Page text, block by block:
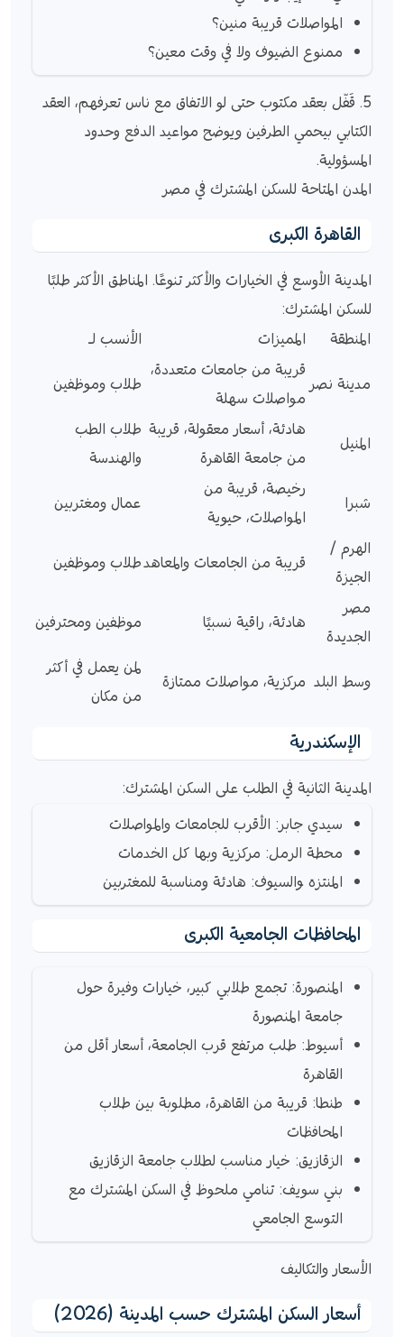
المواصلات قريبة منين؟
ممنوع الضيوف ولا في وقت معين؟
5. قَفّل بعقد مكتوب حتى لو الاتفاق مع ناس تعرفهم، العقد
الكتابي بيحمي الطرفين ويوضح مواعيد الدفع وحدود
المسؤولية.
المدن المتاحة للسكن المشترك في مصر
القاهرة الكبرى
المدينة الأوسع في الخيارات والأكثر تنوعًا. المناطق الأكثر طلبًا
للسكن المشترك:
المنطقة
المميزات
الأنسب لـ
مدينة نصر
قريبة من جامعات متعددة،
مواصلات سهلة
طلاب وموظفين
المنيل
هادئة، أسعار معقولة، قريبة
من جامعة القاهرة
طلاب الطب
والهندسة
شبرا
رخيصة، قريبة من
المواصلات، حيوية
عمال ومغتربين
الهرم /
الجيزة
قريبة من الجامعات والمعاهدطلاب وموظفين
مصر
الجديدة
هادئة، راقية نسبيًا موظفين ومحترفين
وسط البلد مركزية، مواصلات ممتازة
لمن يعمل في أكثر
من مكان
الإسكندرية
المدينة الثانية في الطلب على السكن المشترك:
سيدي جابر: الأقرب للجامعات والمواصلات
محطة الرمل: مركزية وبها كل الخدمات
المنتزه والسيوف: هادئة ومناسبة للمغتربين
المحافظات الجامعية الكبرى
المنصورة: تجمع طلابي كبير، خيارات وفيرة حول
جامعة المنصورة
أسيوط: طلب مرتفع قرب الجامعة، أسعار أقل من
القاهرة
طنطا: قريبة من القاهرة، مطلوبة بين طلاب
المحافظات
الزقازيق: خيار مناسب لطلاب جامعة الزقازيق
بني سويف: تنامي ملحوظ في السكن المشترك مع
التوسع الجامعي
الأسعار والتكاليف
أسعار السكن المشترك حسب المدينة (2026)